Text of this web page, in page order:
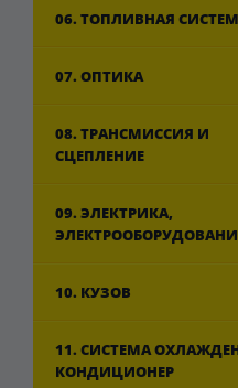
06. ТОПЛИВНАЯ
07. ОПТИКА
08. ТРАНСМИССИЯ И
СЦЕПЛЕНИЕ
09. ЭЛЕКТРИКА,
10. КУЗОВ
11. СИСТЕМА
КОНДИЦИОНЕР